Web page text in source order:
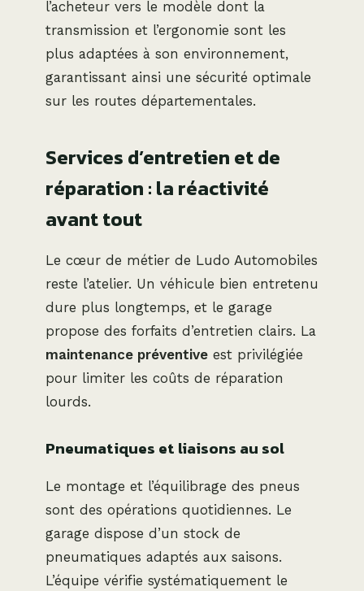
l’acheteur vers le modèle dont la
transmission et l’ergonomie sont les
plus adaptées à son environnement,
garantissant ainsi une sécurité optimale
sur les routes départementales.
Services d’entretien et de
réparation : la réactivité
avant tout
Le cœur de métier de Ludo Automobiles
reste l’atelier. Un véhicule bien entretenu
dure plus longtemps, et le garage
propose des forfaits d’entretien clairs. La
maintenance préventive est privilégiée
pour limiter les coûts de réparation
lourds.
Pneumatiques et liaisons au sol
Le montage et l’équilibrage des pneus
sont des opérations quotidiennes. Le
garage dispose d’un stock de
pneumatiques adaptés aux saisons.
L’équipe vérifie systématiquement le